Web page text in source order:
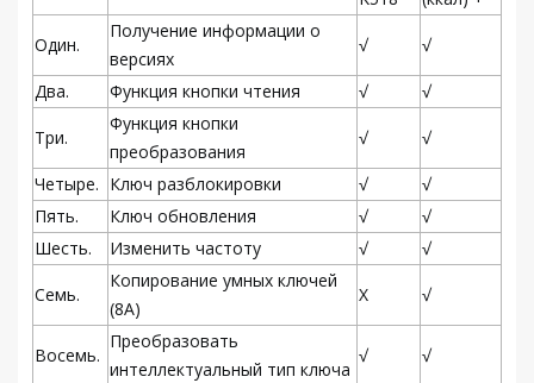
Один.
Получение информации о
версиях
√ √
Два. Функция кнопки чтения √ √
Три.
Функция кнопки
преобразования
√ √
Четыре. Ключ разблокировки √
√
Пять.
Ключ обновления √
√
Шесть.
Изменить частоту √ √
Семь.
Копирование умных ключей
(8А)
Х √
Восемь.
Преобразовать
интеллектуальный тип ключа
√ √